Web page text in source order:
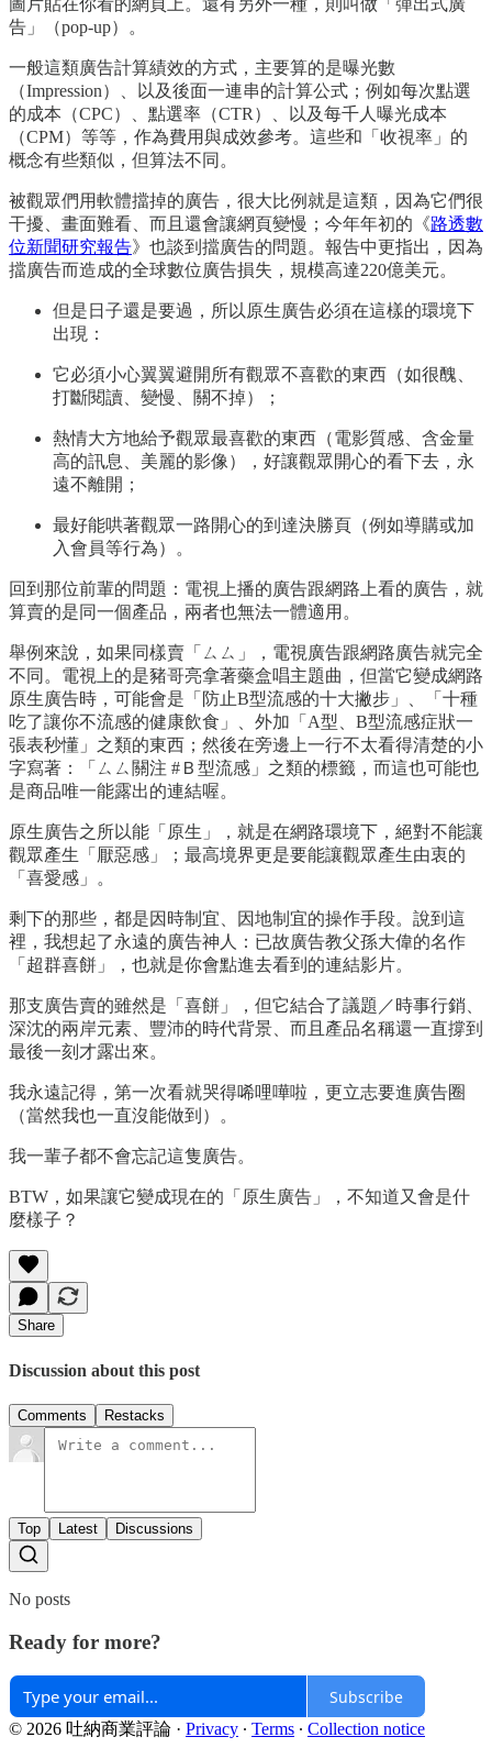
圖片貼在你看的網頁上。還有另外一種，則叫做「彈出式廣
告」（pop-up）。
一般這類廣告計算績效的方式，主要算的是曝光數
（Impression）、以及後面一連串的計算公式；例如每次點選
的成本（CPC）、點選率（CTR）、以及每千人曝光成本
（CPM）等等，作為費用與成效參考。這些和「收視率」的
概念有些類似，但算法不同。
被觀眾們用軟體擋掉的廣告，很大比例就是這類，因為它們很
干擾、畫面難看、而且還會讓網頁變慢；今年年初的《路透數
位新聞研究報告》也談到擋廣告的問題。報告中更指出，因為
擋廣告而造成的全球數位廣告損失，規模高達220億美元。
但是日子還是要過，所以原生廣告必須在這樣的環境下
出現：
它必須小心翼翼避開所有觀眾不喜歡的東西（如很醜、
打斷閱讀、變慢、關不掉）；
熱情大方地給予觀眾最喜歡的東西（電影質感、含金量
高的訊息、美麗的影像），好讓觀眾開心的看下去，永
遠不離開；
最好能哄著觀眾一路開心的到達決勝頁（例如導購或加
入會員等行為）。
回到那位前輩的問題：電視上播的廣告跟網路上看的廣告，就
算賣的是同一個產品，兩者也無法一體適用。
舉例來說，如果同樣賣「ㄙㄙ」，電視廣告跟網路廣告就完全
不同。電視上的是豬哥亮拿著藥盒唱主題曲，但當它變成網路
原生廣告時，可能會是「防止B型流感的十大撇步」、「十種
吃了讓你不流感的健康飲食」、外加「A型、B型流感症狀一
張表秒懂」之類的東西；然後在旁邊上一行不太看得清楚的小
字寫著：「ㄙㄙ關注 #Ｂ型流感」之類的標籤，而這也可能也
是商品唯一能露出的連結喔。
原生廣告之所以能「原生」，就是在網路環境下，絕對不能讓
觀眾產生「厭惡感」；最高境界更是要能讓觀眾產生由衷的
「喜愛感」。
剩下的那些，都是因時制宜、因地制宜的操作手段。說到這
裡，我想起了永遠的廣告神人：已故廣告教父孫大偉的名作
「超群喜餅」，也就是你會點進去看到的連結影片。
那支廣告賣的雖然是「喜餅」，但它結合了議題／時事行銷、
深沈的兩岸元素、豐沛的時代背景、而且產品名稱還一直撐到
最後一刻才露出來。
我永遠記得，第一次看就哭得唏哩嘩啦，更立志要進廣告圈
（當然我也一直沒能做到）。
我一輩子都不會忘記這隻廣告。
BTW，如果讓它變成現在的「原生廣告」，不知道又會是什
麼樣子？
Share
Discussion about this post
Comments Restacks
Top Latest Discussions
No posts
Ready for more?
Subscribe
© 2026 吐納商業評論 · Privacy ∙ Terms ∙ Collection notice